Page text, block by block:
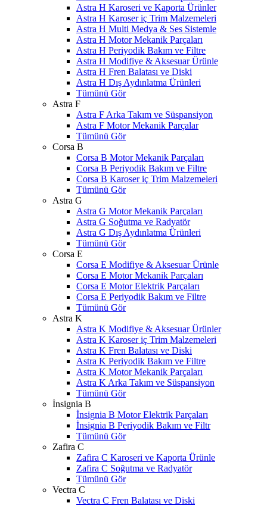
Astra H Karoseri ve Kaporta Ürünler
Astra H Karoser iç Trim Malzemeleri
Astra H Multi Medya & Ses Sistemle
Astra H Motor Mekanik Parçaları
Astra H Periyodik Bakım ve Filtre
Astra H Modifiye & Aksesuar Ürünle
Astra H Fren Balatası ve Diski
Astra H Dış Aydınlatma Ürünleri
Tümünü Gör
Astra F
Astra F Arka Takım ve Süspansiyon
Astra F Motor Mekanik Parçalar
Tümünü Gör
Corsa B
Corsa B Motor Mekanik Parçaları
Corsa B Periyodik Bakım ve Filtre
Corsa B Karoser iç Trim Malzemeleri
Tümünü Gör
Astra G
Astra G Motor Mekanik Parçaları
Astra G Soğutma ve Radyatör
Astra G Dış Aydınlatma Ürünleri
Tümünü Gör
Corsa E
Corsa E Modifiye & Aksesuar Ürünle
Corsa E Motor Mekanik Parçaları
Corsa E Motor Elektrik Parçaları
Corsa E Periyodik Bakım ve Filtre
Tümünü Gör
Astra K
Astra K Modifiye & Aksesuar Ürünler
Astra K Karoser iç Trim Malzemeleri
Astra K Fren Balatası ve Diski
Astra K Periyodik Bakım ve Filtre
Astra K Motor Mekanik Parçaları
Astra K Arka Takım ve Süspansiyon
Tümünü Gör
İnsignia B
İnsignia B Motor Elektrik Parçaları
İnsignia B Periyodik Bakım ve Filtr
Tümünü Gör
Zafira C
Zafira C Karoseri ve Kaporta Ürünle
Zafira C Soğutma ve Radyatör
Tümünü Gör
Vectra C
Vectra C Fren Balatası ve Diski